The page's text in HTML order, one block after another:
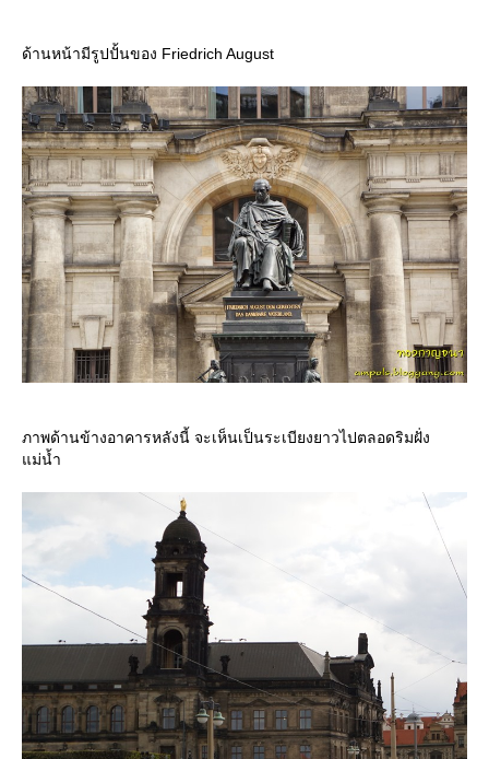
ด้านหน้ามีรูปปั้นของ Friedrich August
ภาพด้านข้างอาคารหลังนี้ จะเห็นเป็นระเบียงยาวไปตลอดริมฝั่ง
ม่น้ำ